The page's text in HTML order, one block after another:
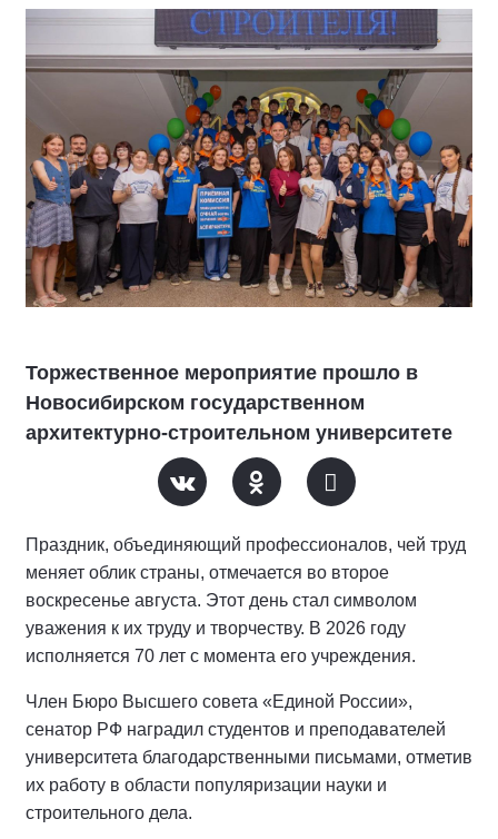
Торжественное мероприятие прошло в
Новосибирском государственном
архитектурно-строительном университете
Праздник, объединяющий профессионалов, чей труд
меняет облик страны, отмечается во второе
воскресенье августа. Этот день стал символом
уважения к их труду и творчеству. В 2026 году
исполняется 70 лет с момента его учреждения.
Член Бюро Высшего совета «Единой России»,
сенатор РФ наградил студентов и преподавателей
университета благодарственными письмами, отметив
их работу в области популяризации науки и
строительного дела.